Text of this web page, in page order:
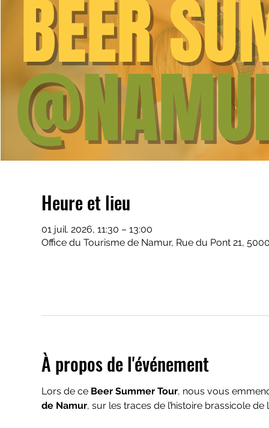
Heure et lieu
01 juil. 2026, 11:30 – 13:00
Office du Tourisme de Namur, Rue du Pont 21,
À propos de l'événement
Lors de ce Beer Summer Tour, nous vous
de Namur, sur les traces de l’histoire brassicole de